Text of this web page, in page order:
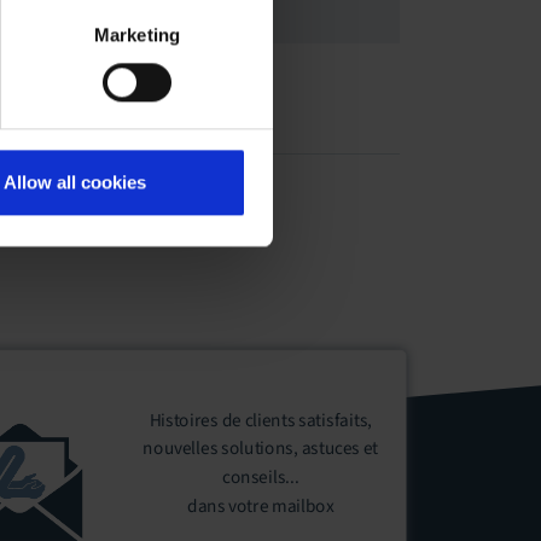
Marketing
Allow all cookies
Histoires de clients satisfaits,
nouvelles solutions, astuces et
conseils...
dans votre mailbox